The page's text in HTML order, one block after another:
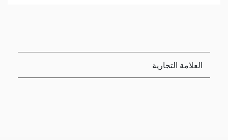
العلامة التجارية